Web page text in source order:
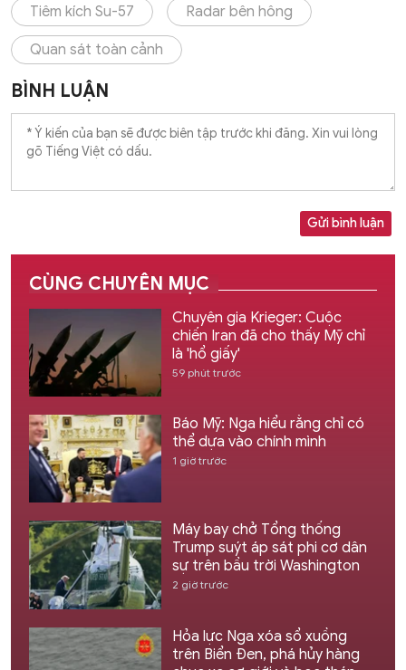
Tiêm kích Su-57 Radar bên hông
Quan sát toàn cảnh
BÌNH LUẬN
Gửi bình luận
CÙNG CHUYÊN MỤC
Chuyên gia Krieger: Cuộc
chiến Iran đã cho thấy Mỹ chỉ
là 'hổ giấy'
59 phút trước
Báo Mỹ: Nga hiểu rằng chỉ có
thể dựa vào chính mình
1 giờ trước
Máy bay chở Tổng thống
Trump suýt áp sát phi cơ dân
sự trên bầu trời Washington
2 giờ trước
Hỏa lực Nga xóa sổ xuồng
trên Biển Đen, phá hủy hàng